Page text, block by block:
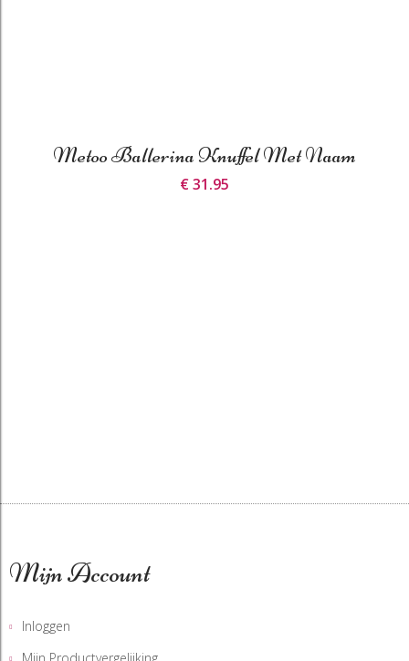
Metoo Ballerina Knuffel Met Naam
€ 31.95
Mijn Account
Inloggen